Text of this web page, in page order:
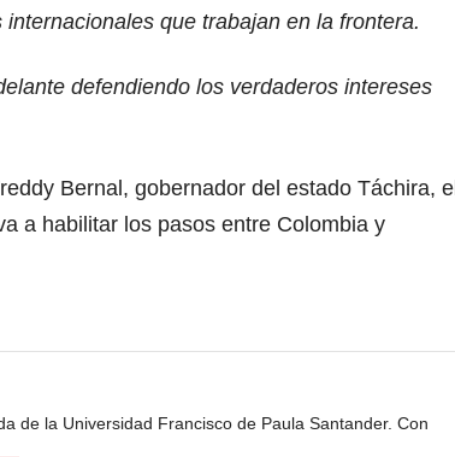
que trabajan en la frontera.
defendiendo los verdaderos intereses
Bernal, gobernador del estado Táchira, el
a habilitar los pasos entre Colombia y
de la Universidad Francisco de Paula Santander. Con